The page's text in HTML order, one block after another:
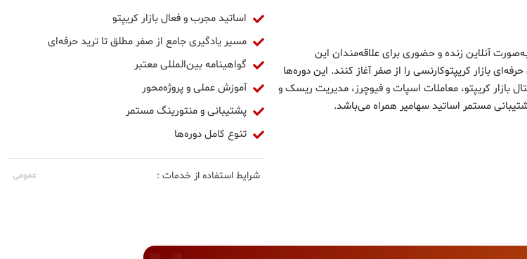
آنلاین زنده و حضوری برای علاقه‌مندان این
بازار کریپتوکارنسی را از صفر آغاز کنند. این دوره‌ها
بازار کریپتو، معاملات اسپات و فیوچرز، مدیریت ریسک و
مستمر اساتید سهامیر همراه می‌باشد.
اساتید مجرب و فعال بازار کریپتو
مسیر یادگیری جامع از صفر مطلق تا ترید حرفه‌ای
گواهینامه بین‌المللی معتبر
آموزش عملی و پروژه‌محور
پشتیبانی و منتورینگ مستمر
تنوع کامل دوره‌ها
شرایط استفاده از خدمات : عمومی